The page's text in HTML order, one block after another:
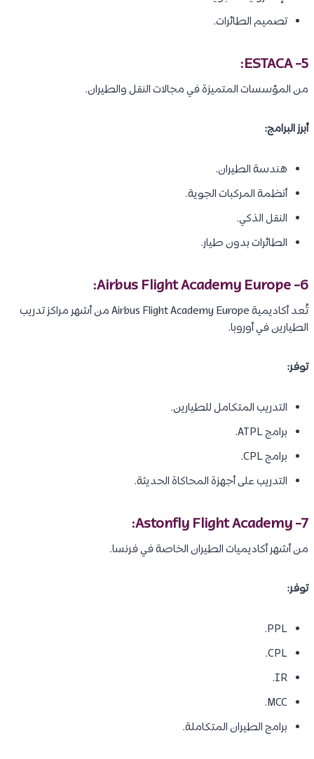
تصميم الطائرات.
5- ESTACA:
من المؤسسات المتميزة في مجالات النقل والطيران.
أبرز البرامج:
هندسة الطيران.
أنظمة المركبات الجوية.
النقل الذكي.
الطائرات بدون طيار.
6- Airbus Flight Academy Europe:
تُعد أكاديمية Airbus Flight Academy Europe من أشهر مراكز تدريب
الطيارين في أوروبا.
توفر:
التدريب المتكامل للطيارين.
برامج ATPL.
برامج CPL.
التدريب على أجهزة المحاكاة الحديثة.
7- Astonfly Flight Academy:
من أشهر أكاديميات الطيران الخاصة في فرنسا.
توفر:
PPL.
CPL.
IR.
MCC.
برامج الطيران المتكاملة.